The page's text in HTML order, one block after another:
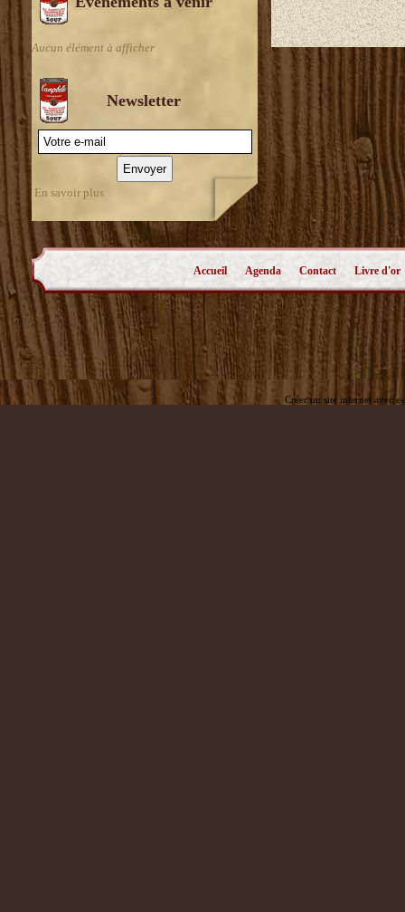
Aucun élément à afficher
Newsletter
En savoir plus
Accueil Agenda Contact Livre d'or
Créer un site internet avec